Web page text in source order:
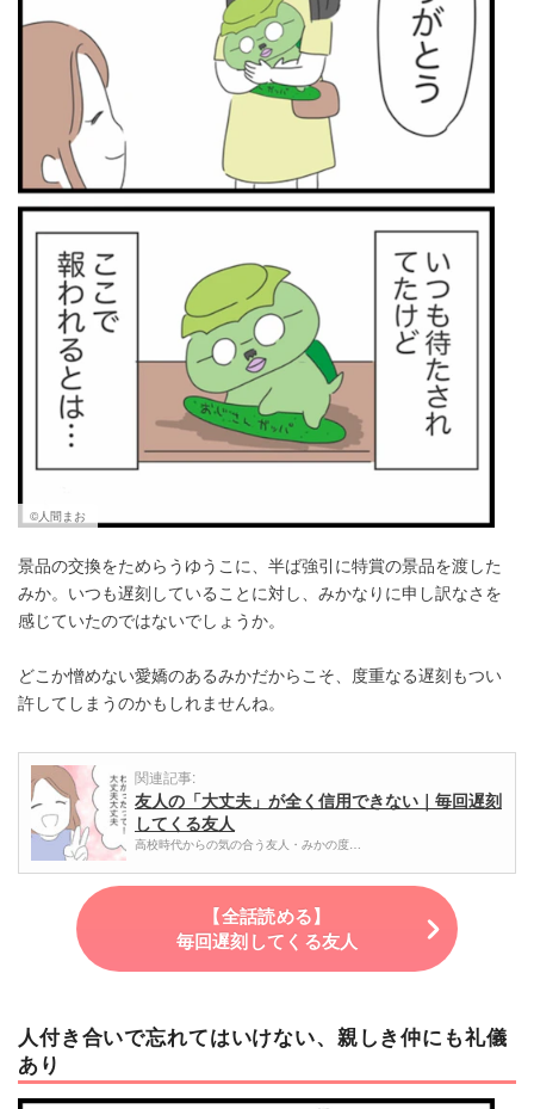
©人間まお
景品の交換をためらうゆうこに、半ば強引に特賞の景品を渡した
みか。いつも遅刻していることに対し、みかなりに申し訳なさを
感じていたのではないでしょうか。
どこか憎めない愛嬌のあるみかだからこそ、度重なる遅刻もつい
許してしまうのかもしれませんね。
関連記事:
友人の「大丈夫」が全く信用できない｜毎回遅刻
してくる友人
高校時代からの気の合う友人・みかの度…
【全話読める】
毎回遅刻してくる友人
人付き合いで忘れてはいけない、親しき仲にも礼儀
あり